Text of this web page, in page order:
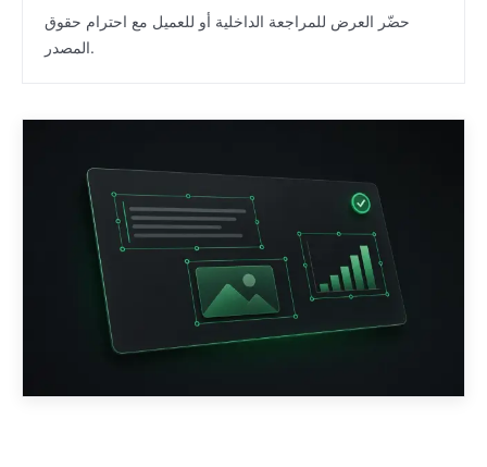
حضّر العرض للمراجعة الداخلية أو للعميل مع احترام حقوق
المصدر.